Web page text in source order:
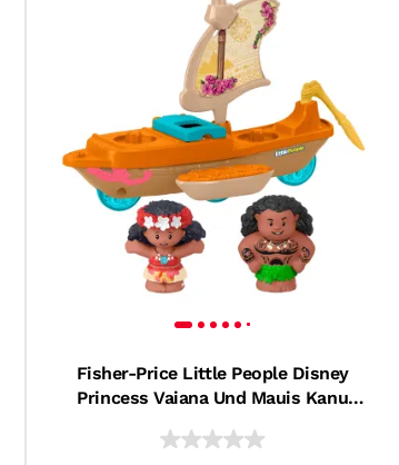
Fisher-Price Little People Disney
Princess Vaiana Und Mauis Kanu